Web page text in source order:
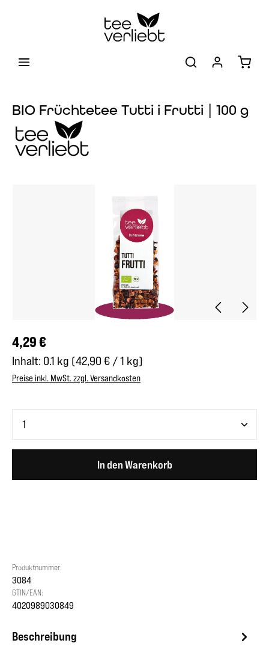
BIO Früchtetee Tutti i Frutti | 100 g
Regulärer Preis:
4,29 €
Inhalt: 0.1 kg (42,90 € / 1 kg)
Preise inkl. MwSt. zzgl. Versandkosten
In den Warenkorb
Produktnummer:
3084
GTIN/EAN:
4020989030849
Beschreibung